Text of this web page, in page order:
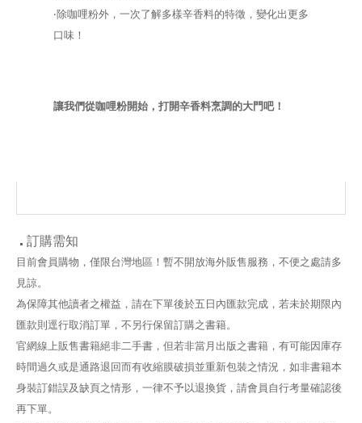
‧除咖哩粉外，一次了解多樣辛香料的特徵，變化出更多
口味！
讓我們從咖哩粉開始，打開辛香料烹調的大門吧！
訂購需知
目前會員購物，僅限台灣地區！暫不開放海外販售服務，不便之處請多
見諒。
為保障其他讀者之權益，請在下單後於五日內匯款完成，若未於期限內
匯款則逕行取消訂單，不另行保留訂購之書籍。
官網線上販售書籍絕非二手書，但若非當月出版之書籍，有可能因庫存
時間過久或是通路退回而有收縮膜破損並重新包裝之情況，如非書籍本
身裝訂錯誤及缺頁之情形，一律不予以退換貨，請會員自行考量確認後
再下單。